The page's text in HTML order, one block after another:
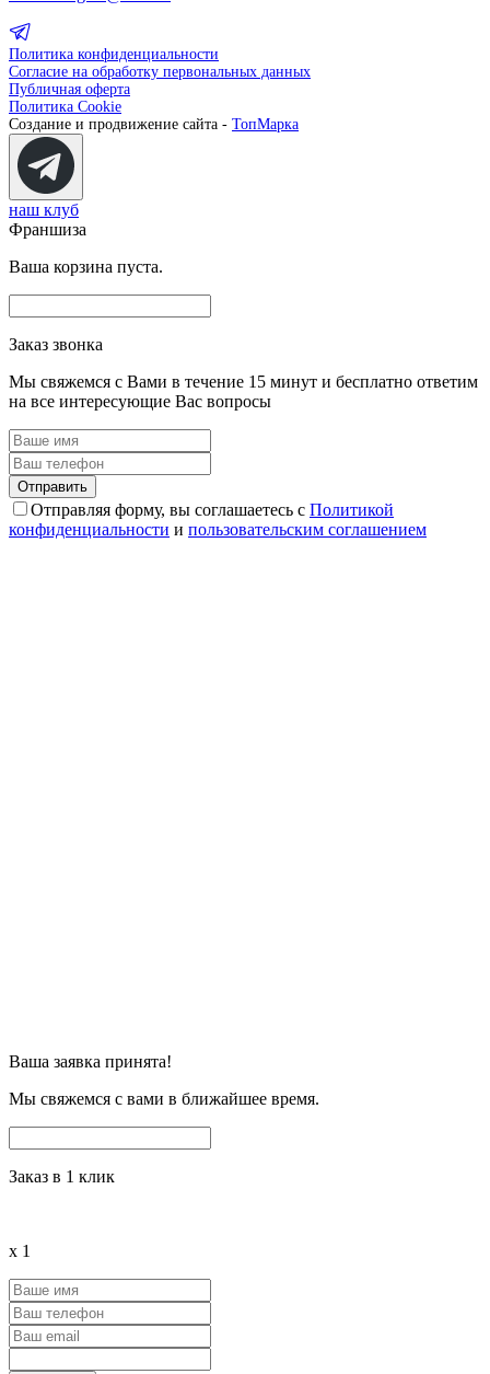
Политика конфиденциальности
Согласие на обработку первональных данных
Публичная оферта
Политика Cookie
Создание и продвижение сайта - ТопМарка
наш клуб
Франшиза
Ваша корзина пуста.
Заказ звонка
Мы свяжемся с Вами в течение 15 минут и бесплатно ответим
на все интересующие Вас вопросы
Отправляя форму, вы соглашаетесь с Политикой
конфиденциальности и пользовательским соглашением
Ваша заявка принята!
Мы свяжемся с вами в ближайшее время.
Заказ в 1 клик
x 1